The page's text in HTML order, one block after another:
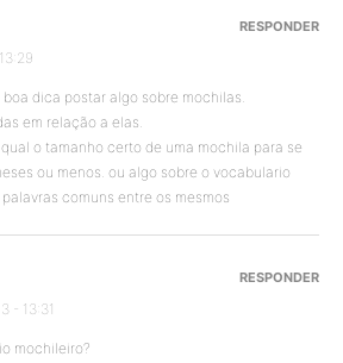
dica postar algo sobre mochilas.
em relação a elas.
o tamanho certo de uma mochila para se
ou menos. ou algo sobre o vocabulario
comuns entre os mesmos
RESPONDER
- 13:31
mochileiro?
RESPONDER